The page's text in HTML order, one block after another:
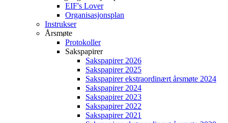
EIF's Lover
Organisasjonsplan
Instrukser
Årsmøte
Protokoller
Sakspapirer
Sakspapirer 2026
Sakspapirer 2025
Sakspapirer ekstraordinært årsmøte 2024
Sakspapirer 2024
Sakspapirer 2023
Sakspapirer 2022
Sakspapirer 2021